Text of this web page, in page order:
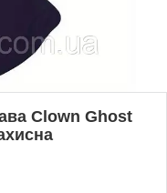
Clown Ghost